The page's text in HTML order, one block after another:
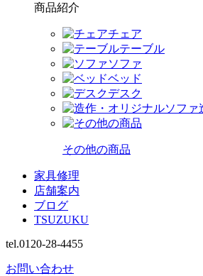
商品紹介
チェア
テーブル
ソファ
ベッド
デスク
その他の商品
家具修理
店舗案内
ブログ
TSUZUKU
tel.0120-28-4455
お問い合わせ